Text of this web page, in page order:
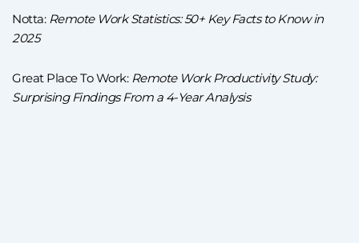
Notta: Remote Work Statistics: 50+ Key Facts to Know in
2025
Great Place To Work: Remote Work Productivity Study:
Surprising Findings From a 4-Year Analysis